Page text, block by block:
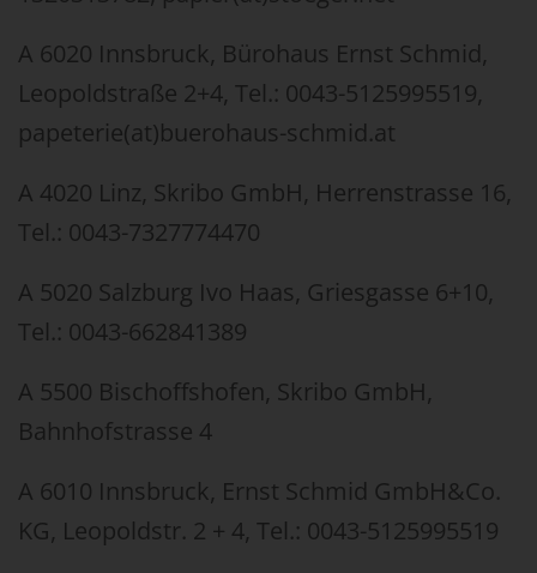
A 6020 Innsbruck, Bürohaus Ernst Schmid,
Leopoldstraße 2+4, Tel.: 0043-5125995519,
papeterie(at)buerohaus-schmid.at
A 4020 Linz, Skribo GmbH, Herrenstrasse 16,
Tel.: 0043-7327774470
A 5020 Salzburg Ivo Haas, Griesgasse 6+10,
Tel.: 0043-662841389
A 5500 Bischoffshofen, Skribo GmbH,
Bahnhofstrasse 4
A 6010 Innsbruck, Ernst Schmid GmbH&Co.
KG, Leopoldstr. 2 + 4, Tel.: 0043-5125995519